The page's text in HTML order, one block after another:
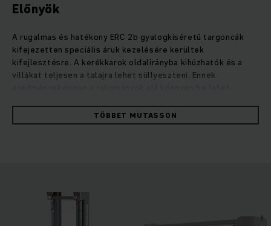
Előnyök
A rugalmas és hatékony ERC 2b gyalogkíséretű targoncák
kifejezetten speciális áruk kezelésére kerültek
kifejlesztésre. A kerékkarok oldalirányba kihúzhatók és a
villákat teljesen a talajra lehet süllyeszteni. Ennek
az operationCONTROL asszisztensrendszerünk figyelmeztet
a maradvány teherbírás kapacitás túllépésére, a
emelési magasságig. Emellett a négykerék koncepció, az
opcionális asszisztensrendszerek, mint például az
operationCONTROL túlterhelésre figyelmeztető rendszer
TÖBBET MUTASSON